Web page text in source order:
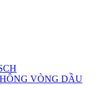
VÒNG DẦU